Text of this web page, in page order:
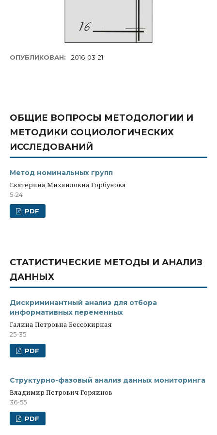
ОПУБЛИКОВАН: 2016-03-21
ОБЩИЕ ВОПРОСЫ МЕТОДОЛОГИИ И
МЕТОДИКИ СОЦИОЛОГИЧЕСКИХ
ИССЛЕДОВАНИЙ
Метод номинальных групп
Екатерина Михайловна Горбунова
5-24
PDF
СТАТИСТИЧЕСКИЕ МЕТОДЫ И АНАЛИЗ
ДАННЫХ
Дискриминантный анализ для отбора
информативных переменных
Галина Петровна Бессокирная
25-35
PDF
Структурно-фазовый анализ данных мониторинга
Владимир Петрович Горяинов
36-55
PDF